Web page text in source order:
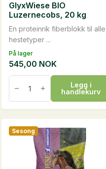
På lager
En proteinrik fiberblokk til alle
hestetyper ...
GlyxWiese BIO
Luzernecobs, 20 kg
545,00 NOK
GlyxWiese
BIO
Luzernecobs,
20
kg
Legg i
handlekurv
Sesong